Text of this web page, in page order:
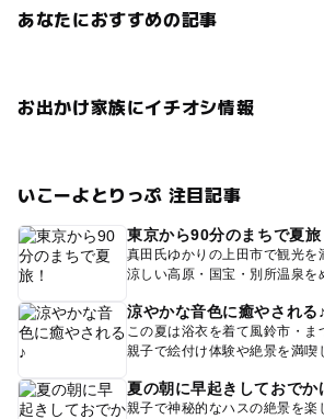
あなたにおすすめの記事
お出かけ家族にイチオシ情報
いこーよとりっぷ 注目記事
東京から90分のまちで夏旅
真田氏ゆかりの上田市で観光を
涼しい高原・国宝・別所温泉を
涼やかな音色に癒やされる♪
この夏は浴衣を着て風鈴市・ま
親子で絵付け体験や絶景を満喫
夏の朝に早起きしておでか
親子で神秘的なハスの絶景を楽